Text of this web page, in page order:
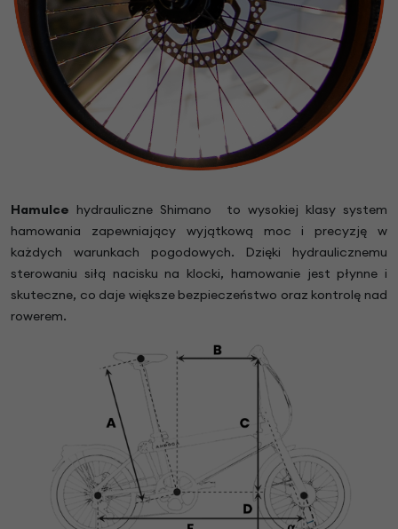
Hamulce hydrauliczne Shimano to wysokiej klasy system
hamowania zapewniający wyjątkową moc i precyzję w
każdych warunkach pogodowych. Dzięki hydraulicznemu
sterowaniu siłą nacisku na klocki, hamowanie jest płynne i
skuteczne, co daje większe bezpieczeństwo oraz kontrolę nad
rowerem.